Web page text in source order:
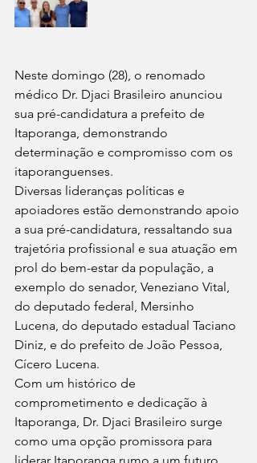
Neste domingo (28), o renomado
médico Dr. Djaci Brasileiro anunciou
sua pré-candidatura a prefeito de
Itaporanga, demonstrando
determinação e compromisso com os
itaporanguenses.
Diversas lideranças políticas e
apoiadores estão demonstrando apoio
a sua pré-candidatura, ressaltando sua
trajetória profissional e sua atuação em
prol do bem-estar da população, a
exemplo do senador, Veneziano Vital,
do deputado federal, Mersinho
Lucena, do deputado estadual Taciano
Diniz, e do prefeito de João Pessoa,
Cícero Lucena.
Com um histórico de
comprometimento e dedicação à
Itaporanga, Dr. Djaci Brasileiro surge
como uma opção promissora para